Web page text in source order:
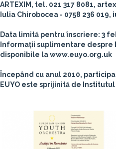
ARTEXIM, tel. 021 317 8081,
Iulia Chirobocea - 0758 236
Data limită pentru înscriere: 3
Informații suplimentare despre
disponibile la www.euyo.org.uk
Începând cu anul 2010,
EUYO este sprijinită de